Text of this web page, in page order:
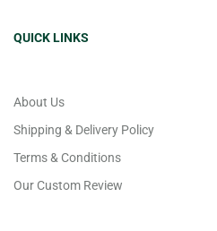
QUICK LINKS
About Us
Shipping & Delivery Policy
Terms & Conditions
Our Custom Review